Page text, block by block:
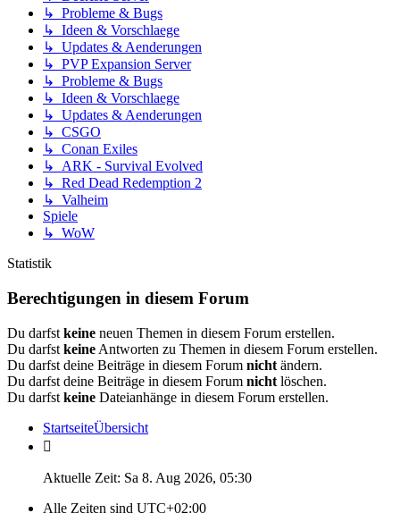
↳ Probleme & Bugs
↳ Ideen & Vorschlaege
↳ Updates & Aenderungen
↳ PVP Expansion Server
↳ Probleme & Bugs
↳ Ideen & Vorschlaege
↳ Updates & Aenderungen
↳ CSGO
↳ Conan Exiles
↳ ARK - Survival Evolved
↳ Red Dead Redemption 2
↳ Valheim
Spiele
↳ WoW
Statistik
Berechtigungen in diesem Forum
Du darfst keine neuen Themen in diesem Forum erstellen.
Du darfst keine Antworten zu Themen in diesem Forum erstellen.
Du darfst deine Beiträge in diesem Forum nicht ändern.
Du darfst deine Beiträge in diesem Forum nicht löschen.
Du darfst keine Dateianhänge in diesem Forum erstellen.
StartseiteÜbersicht
Aktuelle Zeit: Sa 8. Aug 2026, 05:30
Alle Zeiten sind UTC+02:00